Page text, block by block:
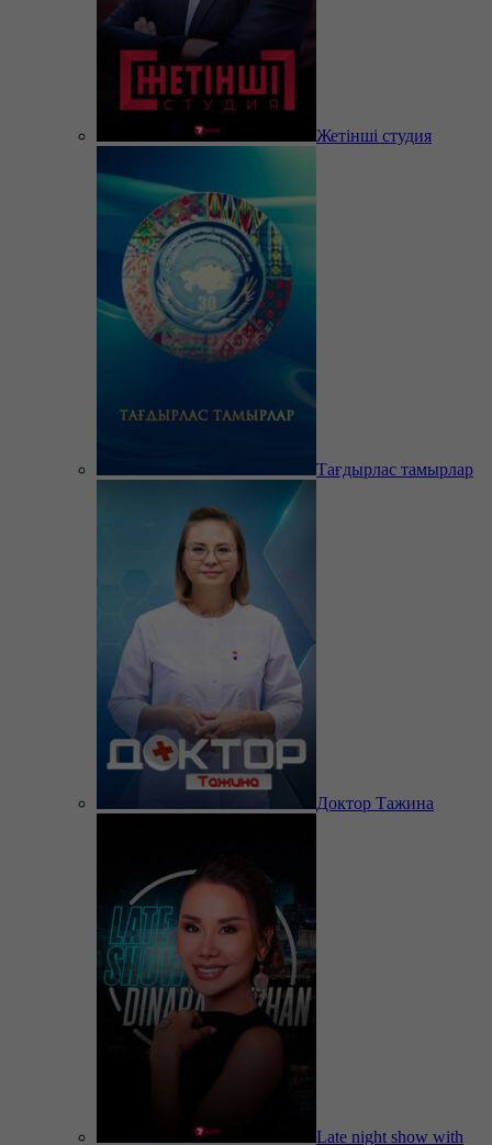
Жетінші студия
Тағдырлас тамырлар
Доктор Тажина
Late night show with